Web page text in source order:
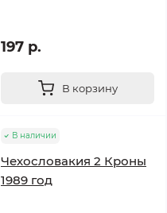
197 р.
В корзину
В наличии
Чехословакия 2 Кроны
1989 год